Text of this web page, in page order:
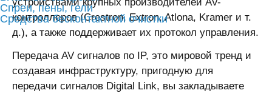
Спреи, пены, гели
Средства бесконтактной очистки
контроллеров (Crestron, Extron, Atlona, Kramer и т.
д.), а также поддерживает их протокол управления.
Передача AV сигналов по IP, это мировой тренд и
создавая инфраструктуру, пригодную для
передачи сигналов Digital Link, вы закладываете